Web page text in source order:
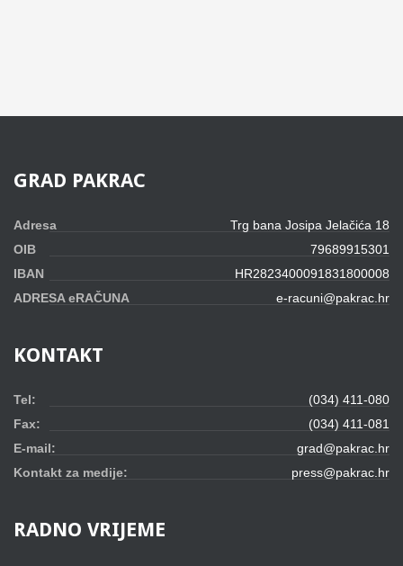
GRAD PAKRAC
Adresa
Trg bana Josipa Jelačića 18
OIB
79689915301
IBAN
HR2823400091831800008
ADRESA eRAČUNA
e-racuni@pakrac.hr
KONTAKT
Tel:
(034) 411-080
Fax:
(034) 411-081
E-mail:
grad@pakrac.hr
Kontakt za medije:
press@pakrac.hr
RADNO VRIJEME